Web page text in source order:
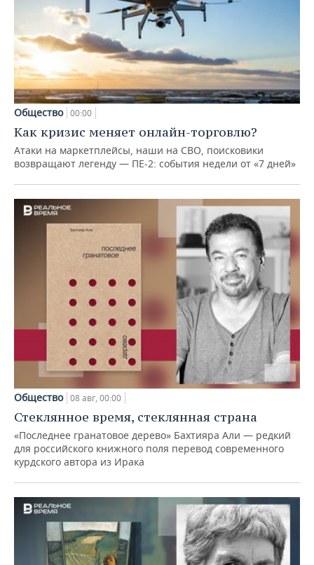
Общество 00:00
Как кризис меняет онлайн-торговлю?
Атаки на маркетплейсы, наши на СВО, поисковики
возвращают легенду — ПЕ-2: события недели от «7 дней»
Общество 08 авг, 00:00
Стеклянное время, стеклянная страна
«Последнее гранатовое дерево» Бахтияра Али — редкий
для российского книжного поля перевод современного
курдского автора из Ирака